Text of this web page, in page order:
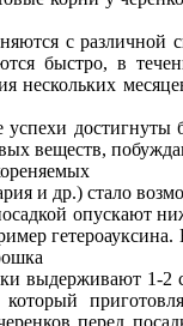
с различной
быстро, в
нескольких
веществ,
и др.) стало
опускают
выдерживают 1-2
перед